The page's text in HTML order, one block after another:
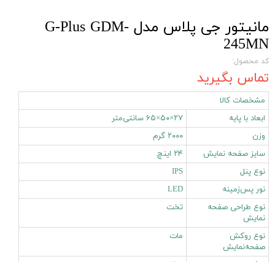
مانیتور جی پلاس مدل G-Plus GDM-
245MN
کد محصول:
تماس بگیرید
مشخصات کالا
ابعاد با پایه
۲۷×۵۰×۶۵ سانتی‌متر
وزن
۲۰۰۰ گرم
سایز صفحه نمایش
۲۴ اینچ
نوع پنل
IPS
نور پس‌زمینه
LED
نوع طراحی صفحه
نمایش
تخت
نوع روکش
صفحه‌نمایش
مات